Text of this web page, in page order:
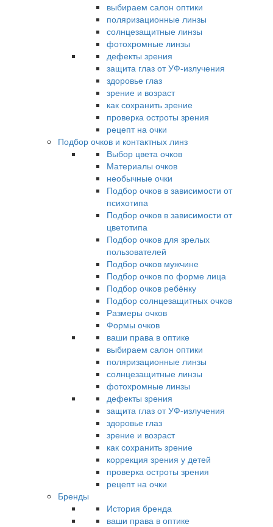
выбираем салон оптики
поляризационные линзы
солнцезащитные линзы
фотохромные линзы
дефекты зрения
защита глаз от УФ-излучения
здоровье глаз
зрение и возраст
как сохранить зрение
проверка остроты зрения
рецепт на очки
Подбор очков и контактных линз
Выбор цвета очков
Материалы очков
необычные очки
Подбор очков в зависимости от
психотипа
Подбор очков в зависимости от
цветотипа
Подбор очков для зрелых
пользователей
Подбор очков мужчине
Подбор очков по форме лица
Подбор очков ребёнку
Подбор солнцезащитных очков
Размеры очков
Формы очков
ваши права в оптике
выбираем салон оптики
поляризационные линзы
солнцезащитные линзы
фотохромные линзы
дефекты зрения
защита глаз от УФ-излучения
здоровье глаз
зрение и возраст
как сохранить зрение
коррекция зрения у детей
проверка остроты зрения
рецепт на очки
Бренды
История бренда
ваши права в оптике